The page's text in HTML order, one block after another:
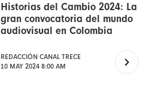
Historias del Cambio 2024: La
gran convocatoria del mundo
audiovisual en Colombia
REDACCIÓN CANAL TRECE
10 MAY 2024 8:00 AM